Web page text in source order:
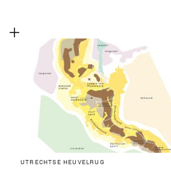
UTRECHTSE HEUVELRUG